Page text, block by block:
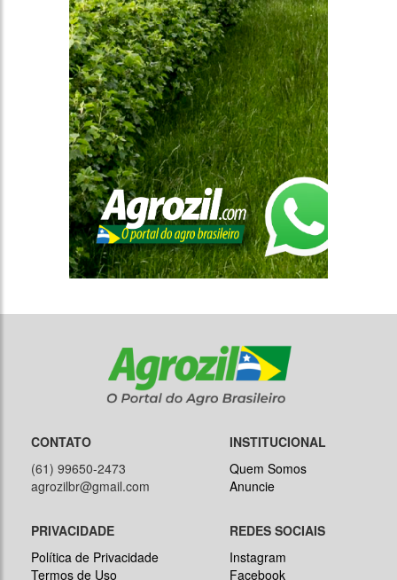
CONTATO
(61) 99650-2473
agrozilbr@gmail.com
INSTITUCIONAL
Quem Somos
Anuncie
PRIVACIDADE
Política de Privacidade
Termos de Uso
REDES SOCIAIS
Instagram
Facebook